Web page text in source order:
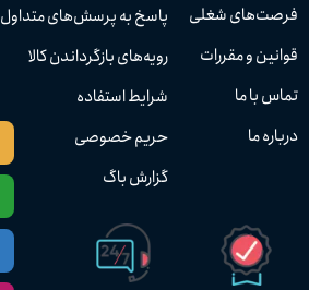
پاسخ به پرسش‌های متداول
رویه‌های بازگرداندن کالا
شرایط استفاده
حریم خصوصی
گزارش باگ
فرصت‌های شغلی
قوانین و مقررات
تماس با ما
درباره ما